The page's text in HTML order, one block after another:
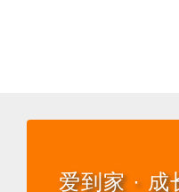
爱到家 · 成